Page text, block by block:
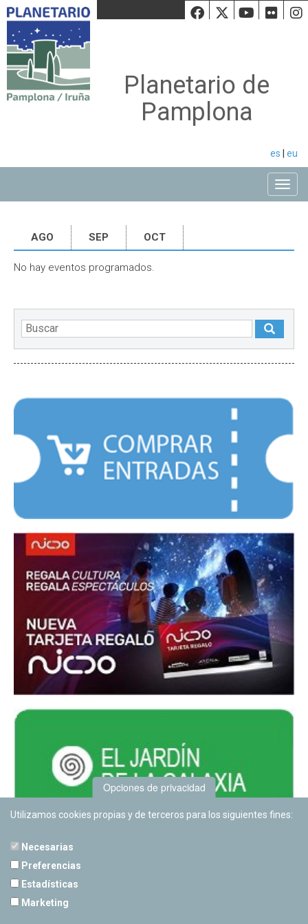
Facebook
Twiiter
Planetario de
Pamplona
es eu
AGO SEP OCT
No hay eventos programados.
Opciones de privacidad
Utilizamos cookies propias y de terceros para los siguientes fines:
Necesarias
Preferencias
Estadísticas
Marketing